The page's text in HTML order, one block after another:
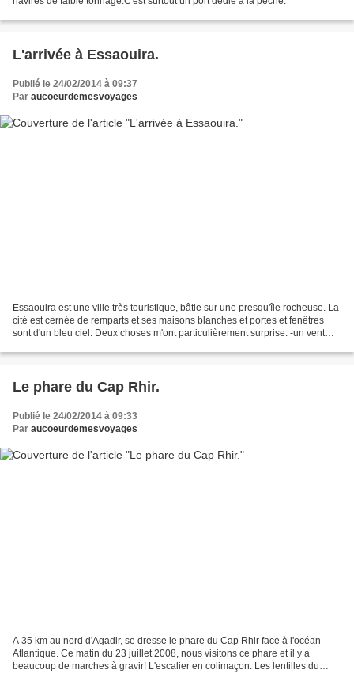
L'arrivée à Essaouira.
Publié le 24/02/2014 à 09:37
Par aucoeurdemesvoyages
Essaouira est une ville très touristique, bâtie sur une presqu'île rocheuse. La
cité est cernée de remparts et ses maisons blanches et portes et fenêtres
sont d'un bleu ciel. Deux choses m'ont particulièrement surprise: -un vent
Le phare du Cap Rhir.
Publié le 24/02/2014 à 09:33
Par aucoeurdemesvoyages
A 35 km au nord d'Agadir, se dresse le phare du Cap Rhir face à l'océan
Atlantique. Ce matin du 23 juillet 2008, nous visitons ce phare et il y a
beaucoup de marches à gravir! L'escalier en colimaçon. Les lentilles du